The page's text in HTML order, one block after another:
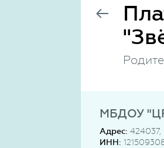
МБДОУ
Адрес:
ИНН: